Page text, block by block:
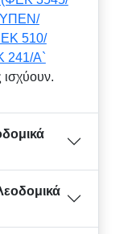
ΥΠΕΝ/
510/
241/Α`